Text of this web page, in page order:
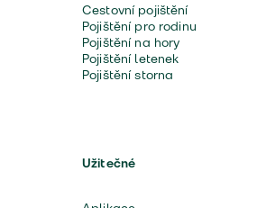
Cestovní pojištění
Pojištění pro rodinu
Pojištění na hory
Pojištění letenek
Pojištění storna
Užitečné